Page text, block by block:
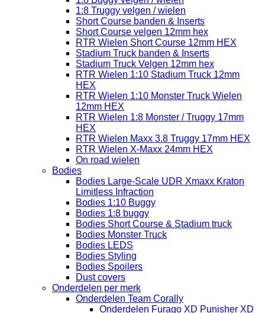
1:8 Truggy velgen / wielen
Short Course banden & Inserts
Short Course velgen 12mm hex
RTR Wielen Short Course 12mm HEX
Stadium Truck banden & Inserts
Stadium Truck Velgen 12mm hex
RTR Wielen 1:10 Stadium Truck 12mm
HEX
RTR Wielen 1:10 Monster Truck Wielen
12mm HEX
RTR Wielen 1:8 Monster / Truggy 17mm
HEX
RTR Wielen Maxx 3.8 Truggy 17mm HEX
RTR Wielen X-Maxx 24mm HEX
On road wielen
Bodies
Bodies Large-Scale UDR Xmaxx Kraton
Limitless Infraction
Bodies 1:10 Buggy
Bodies 1:8 buggy
Bodies Short Course & Stadium truck
Bodies Monster Truck
Bodies LEDS
Bodies Styling
Bodies Spoilers
Dust covers
Onderdelen per merk
Onderdelen Team Corally
Onderdelen Furago XD Punisher XD